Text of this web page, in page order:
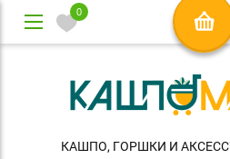
0
КАШПО, ГОРШКИ И